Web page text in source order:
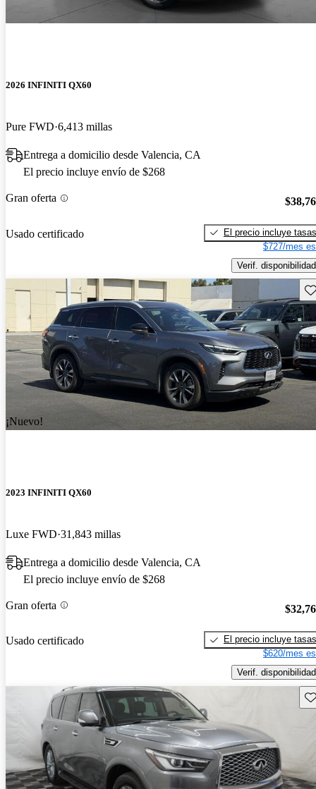
2026 INFINITI QX60
Pure FWD 6,413 millas
Entrega a domicilio desde Valencia, CA
El precio incluye envío de $268
Gran oferta
Usado certificado
El precio incluye tasas
$727/mes
Verif. disponibilidad
¡Nuevo!
2023 INFINITI QX60
Luxe FWD 31,843 millas
Entrega a domicilio desde Valencia, CA
El precio incluye envío de $268
Gran oferta
Usado certificado
El precio incluye tasas
$620/mes
Verif. disponibilidad